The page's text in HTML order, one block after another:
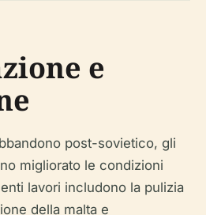
e
post-sovietico, gli
migliorato le condizioni
lavori includono la pulizia
della malta e